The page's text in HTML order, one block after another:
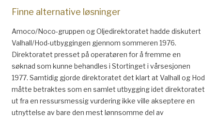
Finne alternative løsninger
Amoco/Noco-gruppen og Oljedirektoratet hadde diskutert
Valhall/Hod-utbyggingen gjennom sommeren 1976.
Direktoratet presset på operatøren for å fremme en
søknad som kunne behandles i Stortinget i vårsesjonen
1977. Samtidig gjorde direktoratet det klart at Valhall og Hod
måtte betraktes som en samlet utbygging idet direktoratet
ut fra en ressursmessig vurdering ikke ville akseptere en
utnyttelse av bare den mest lønnsomme del av